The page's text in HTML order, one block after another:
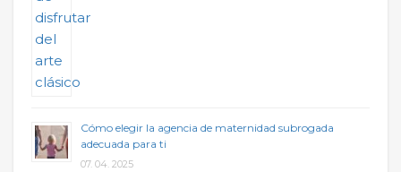
Cómo elegir la agencia de maternidad subrogada
adecuada para ti
07. 04. 2025